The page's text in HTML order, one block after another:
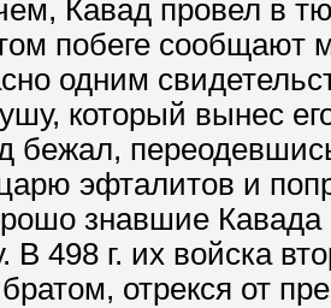
Кавад провел в
побеге сообщают
одним
который вынес
бежал,
эфталитов и
знавшие Кавада
В 498 г. их войска
отрекся от